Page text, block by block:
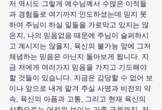
저 역시도 그렇게 예수님꼐서 수많은 이적들
과 경험들로 여기까지 인도하셨는데 믿지 못
하여 주님이 하실 일들을 가로막고 있지는 않
은지, 나의 믿음없음 때문에 주님이 슬퍼하시
고 계시지는 않을지, 육신의 불가능 앞에 그저
체념하는 믿음은 아닌지 돌아보게 됩니다. 지
금 저에게 여러가지 믿음을 가지고 기도해야
할 것들이 있습니다. 지금은 감당할 수 없어 보
이나 앞으로 내게 맡겨 주실 사명과 비전의 약
속, 육신의 아픔과 고통, 그리고 현재 육신의